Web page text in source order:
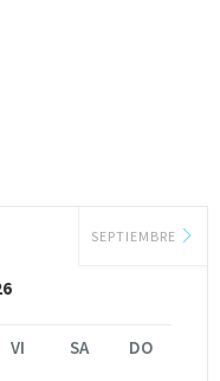
SEPTIEMBRE
VI SA DO